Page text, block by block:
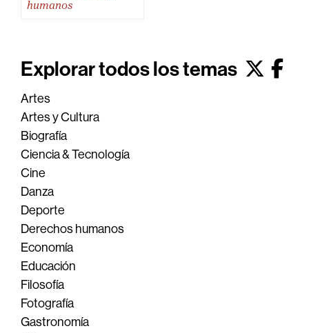
humanos
Explorar todos los temas
Artes
Artes y Cultura
Biografía
Ciencia & Tecnología
Cine
Danza
Deporte
Derechos humanos
Economía
Educación
Filosofía
Fotografía
Gastronomía